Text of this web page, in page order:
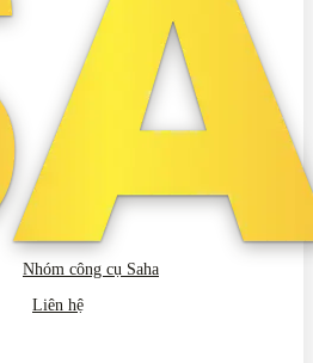
Nhóm công cụ Saha
Liên hệ